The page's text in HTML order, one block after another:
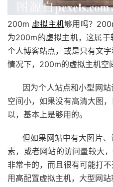
200m 虚拟主机够用吗？
为200m的虚拟主机，这属
个人博客站点，或是只有文
情况下，200m的虚拟主机空
因为个人站点和小型网
空间小，如果没有高清大图
以，基本上是够用的。
但如果网站中有大图片
素，或者网站的访问量较大
非常卡的，而且很有可能打
用高配置虚拟主机，大型网